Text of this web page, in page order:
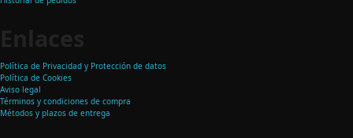
Política de Privacidad y Protección de datos
Política de Cookies
Aviso legal
Términos y condiciones de compra
Métodos y plazos de entrega